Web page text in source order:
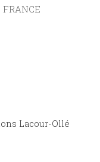
FRANCE
Lacour-Ollé